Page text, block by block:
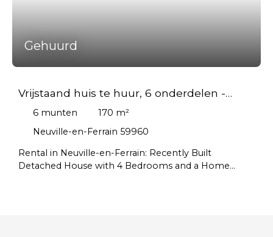
Gehuurd
Vrijstaand huis te huur, 6 onderdelen -
Neuville-en-Ferrain 59960
6 munten 170 m²
Neuville-en-Ferrain 59960
Rental in Neuville-en-Ferrain: Recently Built
Detached House with 4 Bedrooms and a Home